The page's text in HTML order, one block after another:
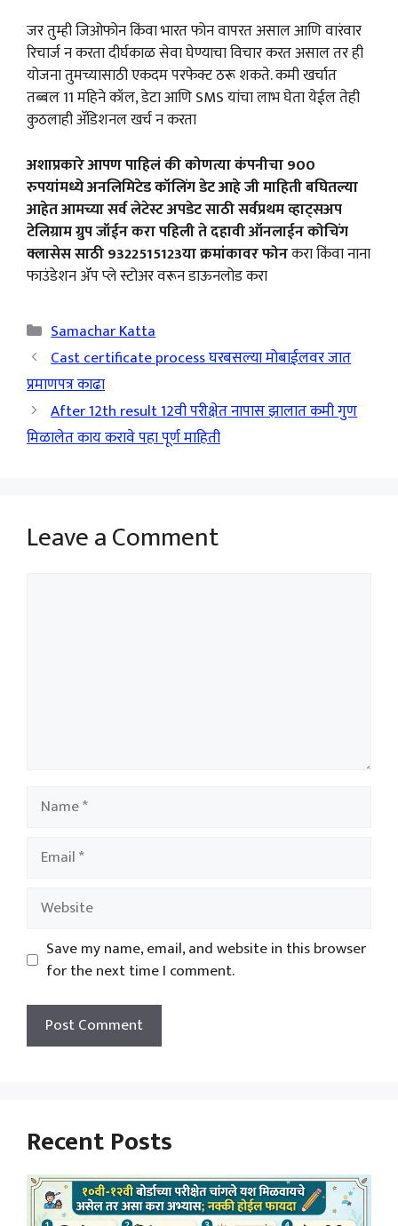
जर तुम्ही जिओफोन किंवा भारत फोन वापरत असाल आणि वारंवार
रिचार्ज न करता दीर्घकाळ सेवा घेण्याचा विचार करत असाल तर ही
योजना तुमच्यासाठी एकदम परफेक्ट ठरू शकते. कमी खर्चात
तब्बल 11 महिने कॉल, डेटा आणि SMS यांचा लाभ घेता येईल तेही
कुठलाही अ‍ॅडिशनल खर्च न करता
अशाप्रकारे आपण पाहिलं की कोणत्या कंपनीचा 900
रुपयांमध्ये अनलिमिटेड कॉलिंग डेट आहे जी माहिती बघितल्या
आहेत आमच्या सर्व लेटेस्ट अपडेट साठी सर्वप्रथम व्हाट्सअप
टेलिग्राम ग्रुप जॉईन करा पहिली ते दहावी ऑनलाईन कोचिंग
क्लासेस साठी 9322515123या क्रमांकावर फोनकरा किंवा नाना
फाउंडेशन ॲप प्ले स्टोअर वरून डाऊनलोड करा
Categories
Samachar Katta
Cast certificate process घरबसल्या मोबाईलवर जात
प्रमाणपत्र काढा
After 12th result 12वी परीक्षेत नापास झालात कमी गुण
मिळालेत काय करावे पहा पूर्ण माहिती
Leave a Comment
Name
Email
Website
Save my name, email, and website in this browser
for the next time I comment.
Recent Posts